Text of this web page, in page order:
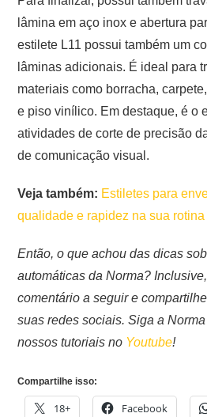
lâmina em aço inox e abertura
estilete L11 possui também um
lâminas adicionais. É ideal para
materiais como borracha,
e piso vinílico. Em destaque, é o
atividades de corte de precisão
de comunicação visual.
Veja também: Estiletes para
qualidade e rapidez na sua rotina
Então, o que achou das dicas
automáticas da Norma?
comentário a seguir e
suas redes sociais. Siga a
nossos tutoriais no Youtube!
Compartilhe isso:
18+ Facebook